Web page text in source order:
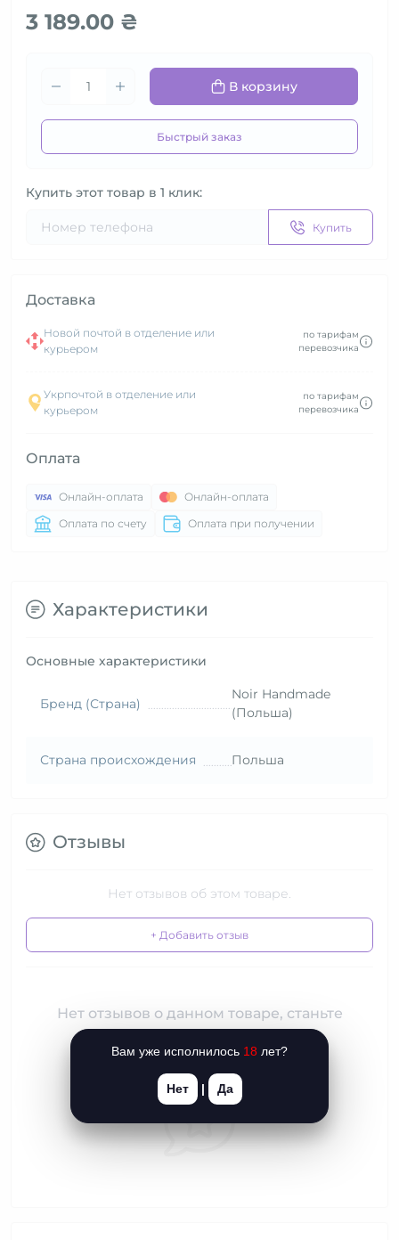
3 189.00 ₴
В корзину
Быстрый заказ
Купить этот товар в 1 клик:
Купить
Доставка
Новой почтой в отделение или
курьером
по тарифам
перевозчика
Укрпочтой в отделение или
курьером
по тарифам
перевозчика
Оплата
Онлайн-оплата
Онлайн-оплата
Оплата по счету
Оплата при получении
Характеристики
Основные характеристики
Бренд (Страна)
Noir Handmade
(Польша)
Страна происхождения Польша
Отзывы
Нет отзывов об этом товаре.
+ Добавить отзыв
Нет отзывов о данном товаре, станьте
первым, оставьте свой отзыв.
Вам уже исполнилось 18 лет?
Нет | Да